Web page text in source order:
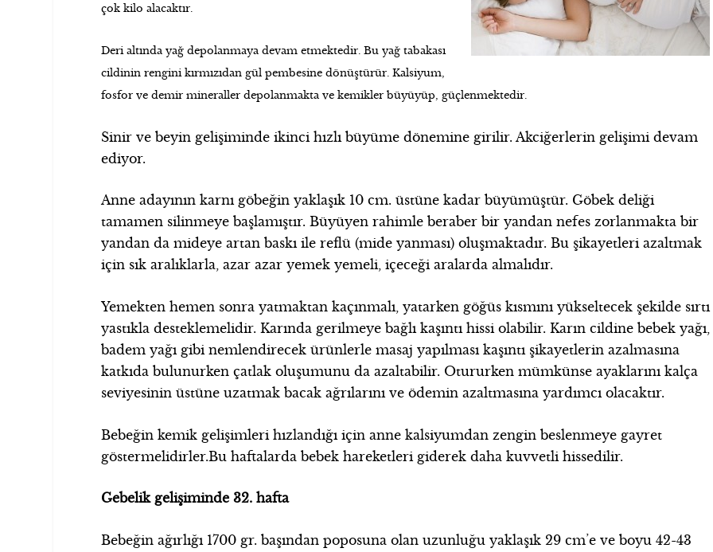
çok kilo alacaktır.
Deri altında yağ depolanmaya devam etmektedir. Bu yağ tabakası
cildinin rengini kırmızıdan gül pembesine dönüştürür. Kalsiyum,
fosfor ve demir mineraller depolanmakta ve kemikler büyüyüp, güçlenmektedir.
Sinir ve beyin gelişiminde ikinci hızlı büyüme dönemine girilir. Akciğerlerin gelişimi devam
ediyor.
Anne adayının karnı göbeğin yaklaşık 10 cm. üstüne kadar büyümüştür. Göbek deliği
tamamen silinmeye başlamıştır. Büyüyen rahimle beraber bir yandan nefes zorlanmakta bir
yandan da mideye artan baskı ile reflü (mide yanması) oluşmaktadır. Bu şikayetleri azaltmak
için sık aralıklarla, azar azar yemek yemeli, içeceği aralarda almalıdır.
Yemekten hemen sonra yatmaktan kaçınmalı, yatarken göğüs kısmını yükseltecek şekilde sırtı
yastıkla desteklemelidir. Karında gerilmeye bağlı kaşıntı hissi olabilir. Karın cildine bebek yağı,
badem yağı gibi nemlendirecek ürünlerle masaj yapılması kaşıntı şikayetlerin azalmasına
katkıda bulunurken çatlak oluşumunu da azaltabilir. Otururken mümkünse ayaklarını kalça
seviyesinin üstüne uzatmak bacak ağrılarını ve ödemin azaltmasına yardımcı olacaktır.
Bebeğin kemik gelişimleri hızlandığı için anne kalsiyumdan zengin beslenmeye gayret
göstermelidirler.Bu haftalarda bebek hareketleri giderek daha kuvvetli hissedilir.
Gebelik gelişiminde 32. hafta
Bebeğin ağırlığı 1700 gr. başından poposuna olan uzunluğu yaklaşık 29 cm’e ve boyu 42-43